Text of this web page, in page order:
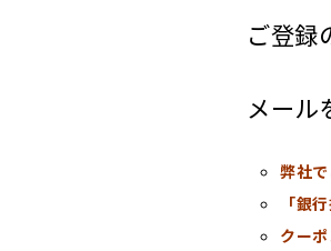
ご登録
メール
弊社
「銀
クー